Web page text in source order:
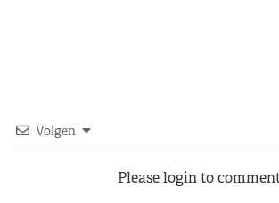
Volgen
Please login to